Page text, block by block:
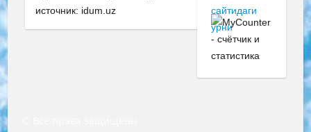
источник: idum.uz